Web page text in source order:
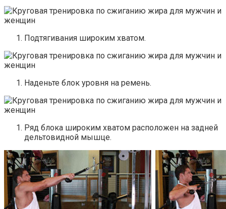
Подтягивания широким хватом.
Наденьте блок уровня на ремень.
Ряд блока широким хватом расположен на задней
дельтовидной мышце.